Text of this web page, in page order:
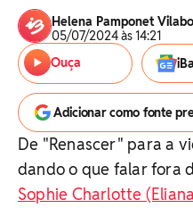
Helena Pamponet
05/07/2024 às 14:21
Ouça
Adicionar como fonte
De "Renascer" para a
dando o que falar fora
Sophie Charlotte